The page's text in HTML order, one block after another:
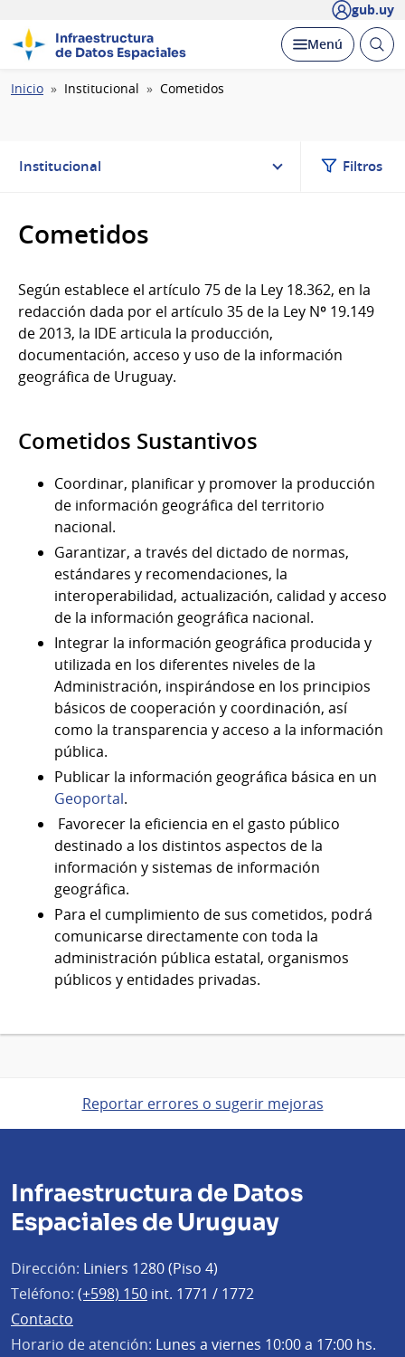
gub.uy
Infraestructura
de Datos Espaciales
Desplegar
Menú Abrir
Ruta
Inicio Institucional Cometidos
Institucional Filtros
Cometidos
Según establece el artículo 75 de la Ley 18.362, en la
redacción dada por el artículo 35 de la Ley Nº 19.149
de 2013, la IDE articula la producción,
documentación, acceso y uso de la información
geográfica de Uruguay.
Cometidos Sustantivos
Coordinar, planificar y promover la producción
de información geográfica del territorio
nacional.
Garantizar, a través del dictado de normas,
estándares y recomendaciones, la
interoperabilidad, actualización, calidad y acceso
de la información geográfica nacional.
Integrar la información geográfica producida y
utilizada en los diferentes niveles de la
Administración, inspirándose en los principios
básicos de cooperación y coordinación, así
como la transparencia y acceso a la información
pública.
Publicar la información geográfica básica en un
Geoportal.
Favorecer la eficiencia en el gasto público
destinado a los distintos aspectos de la
información y sistemas de información
geográfica.
Para el cumplimiento de sus cometidos, podrá
comunicarse directamente con toda la
administración pública estatal, organismos
públicos y entidades privadas.
Reportar errores o sugerir mejoras
Infraestructura de Datos
Espaciales de Uruguay
Dirección: Liniers 1280 (Piso 4)
Teléfono: (+598) 150 int. 1771 / 1772
Contacto
Horario de atención: Lunes a viernes 10:00 a 17:00 hs.